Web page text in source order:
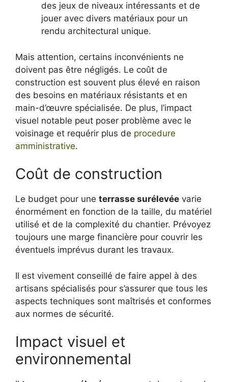
des jeux de niveaux intéressants et de
jouer avec divers matériaux pour un
rendu architectural unique.
Mais attention, certains inconvénients ne
doivent pas être négligés. Le coût de
construction est souvent plus élevé en raison
des besoins en matériaux résistants et en
main-d’œuvre spécialisée. De plus, l’impact
visuel notable peut poser problème avec le
voisinage et requérir plus de procedure
amministrative.
Coût de construction
Le budget pour une terrasse surélevée varie
énormément en fonction de la taille, du matériel
utilisé et de la complexité du chantier. Prévoyez
toujours une marge financière pour couvrir les
éventuels imprévus durant les travaux.
Il est vivement conseillé de faire appel à des
artisans spécialisés pour s’assurer que tous les
aspects techniques sont maîtrisés et conformes
aux normes de sécurité.
Impact visuel et
environnemental